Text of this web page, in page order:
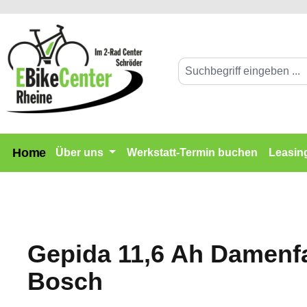
Zur Hauptnavigation springen
Home Über uns Werkstatt-Termin buchen
Gepida 11,6 Ah
Bosch